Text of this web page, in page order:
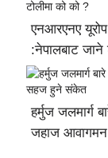
एनआरएनए
:नेपालबाट जाने
हर्मुज जलमार्ग
जहाज